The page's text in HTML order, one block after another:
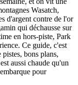
Wasatch,
d'argent contre de l'or
qui déchausse sur
en hors-piste, Park
Ce guide, c'est
bons plans,
aussi chaude qu'un
pour